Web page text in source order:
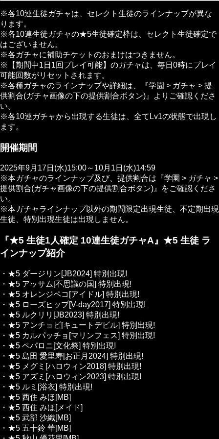
※各10連生徒ガチャは、セレクト生徒のラインナップが異な
ります。
※各10連生徒ガチャの★5生徒確定枠は、セレクト生徒確定で
はございません。
※各ガチャに補助チケットのおまけはつきません。
※【期間中1日1回プレイ可能】のガチャは、毎日0時にプレイ
可能回数がリセットされます。
※各種ガチャのラインナップや詳細は、『学園 > ガチャ > 提
供割合(ガチャ画像の下の提供割合ボタン)』よりご確認くださ
い。
※各10連ガチャから出現する生徒は、全てLv1の状態で出現し
ます。
開催期間
2025年9月17日(水)15:00～10月1日(水)14:59
※本ガチャのラインナップ及び、提供割合は『学園 > ガチャ >
提供割合(ガチャ画像の下の提供割合ボタン)』をご確認くださ
い。
※本ガチャラインナップ以外の期間限定出現生徒、不定期出現
生徒、特別出現生徒は出現しません。
『★5 生徒1人確定 10連生徒ガチャA』★5 生徒 ラ
インナップ紹介
・★5 ダージリン[JB2024] 特別出現!
・★5 アッサム[不思議の国] 特別出現!
・★5 オレンジペコ[アイドル] 特別出現!
・★5 ローズヒップ[V-day2017] 特別出現!
・★5 ルクリリ[JB2023] 特別出現!
・★5 アンチョビ[キュートデビル] 特別出現!
・★5 カルパッチョ[マリンフェス] 特別出現!
・★5 ペパロニ[文化祭] 特別出現!
・★5 島田 愛里寿[お正月2024] 特別出現!
・★5 メグミ[ハロウィン2018] 特別出現!
・★5 アズミ[ハロウィン2023] 特別出現!
・★5 ルミ[浴衣] 特別出現!
・★5 西住 みほ[MB]
・★5 西住 みほ[メイド]
・★5 武部 沙織[MB]
・★5 五十鈴 華[MB]